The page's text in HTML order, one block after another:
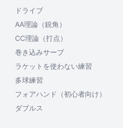
ドライブ
AA理論（鋭角）
CC理論（打点）
巻き込みサーブ
ラケットを使わない練習
多球練習
フォアハンド（初心者向け）
ダブルス